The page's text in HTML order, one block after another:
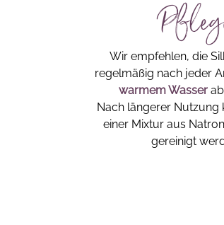
Wir empfehlen, die
regelmäßig nach jeder
warmem Wasser
Nach längerer Nutzung
einer Mixtur aus
gereinigt